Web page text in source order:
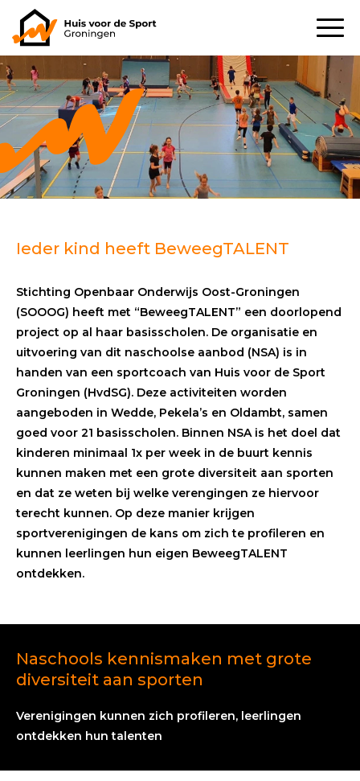
Ieder kind heeft BeweegTALENT
Stichting Openbaar Onderwijs Oost-Groningen
(SOOOG) heeft met “BeweegTALENT” een doorlopend
project op al haar basisscholen. De organisatie en
uitvoering van dit naschoolse aanbod (NSA) is in
handen van een sportcoach van Huis voor de Sport
Groningen (HvdSG). Deze activiteiten worden
aangeboden in Wedde, Pekela’s en Oldambt, samen
goed voor 21 basisscholen. Binnen NSA is het doel dat
kinderen minimaal 1x per week in de buurt kennis
kunnen maken met een grote diversiteit aan sporten
en dat ze weten bij welke verengingen ze hiervoor
terecht kunnen. Op deze manier krijgen
sportverenigingen de kans om zich te profileren en
kunnen leerlingen hun eigen BeweegTALENT
ontdekken.
Naschools kennismaken met grote
diversiteit aan sporten
Verenigingen kunnen zich profileren, leerlingen
ontdekken hun talenten